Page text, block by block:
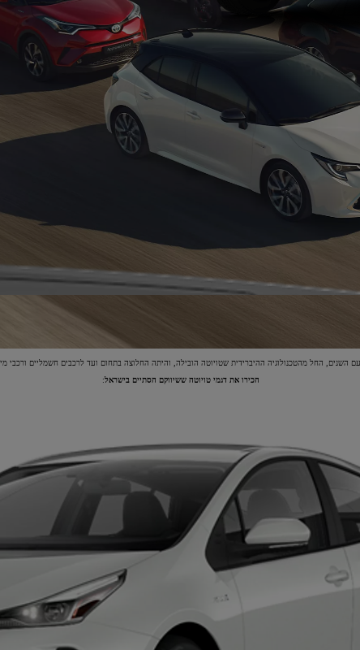
הכירו את דגמי טויוטה ששיווקם הסתיים בישראל: